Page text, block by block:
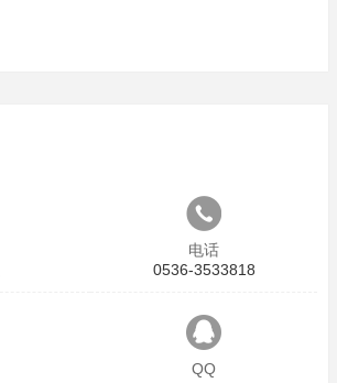
电话
0536-3533818
QQ